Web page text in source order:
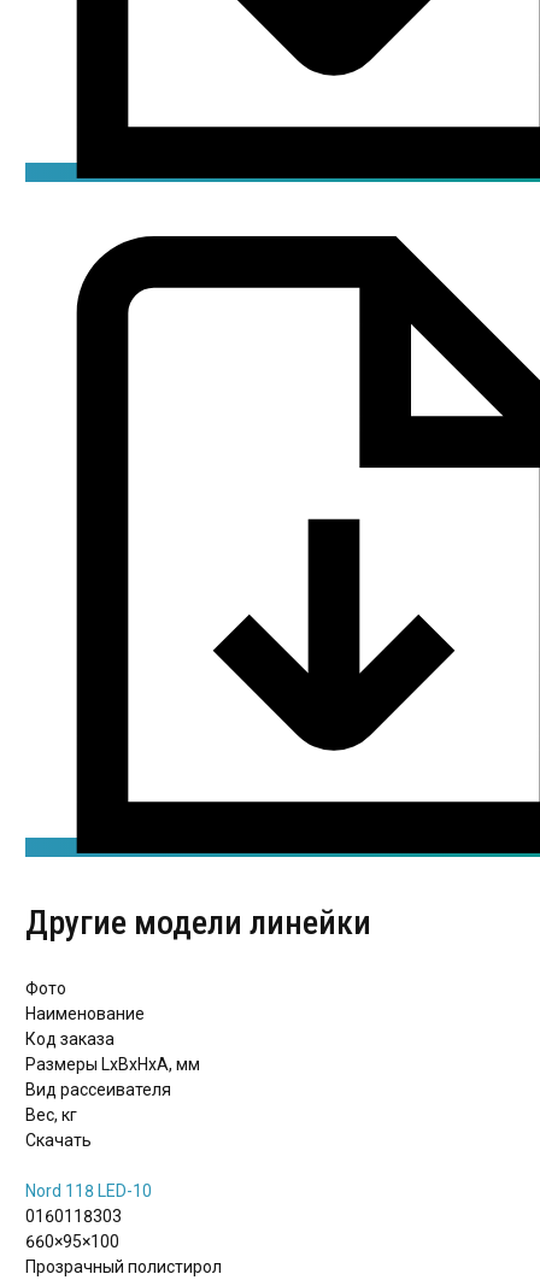
Другие модели линейки
Фото
Наименование
Код заказа
Размеры LxBxHхА, мм
Вид рассеивателя
Вес, кг
Скачать
Nord 118 LED-10
0160118303
660×95×100
Прозрачный полистирол